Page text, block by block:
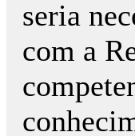
seria
com a